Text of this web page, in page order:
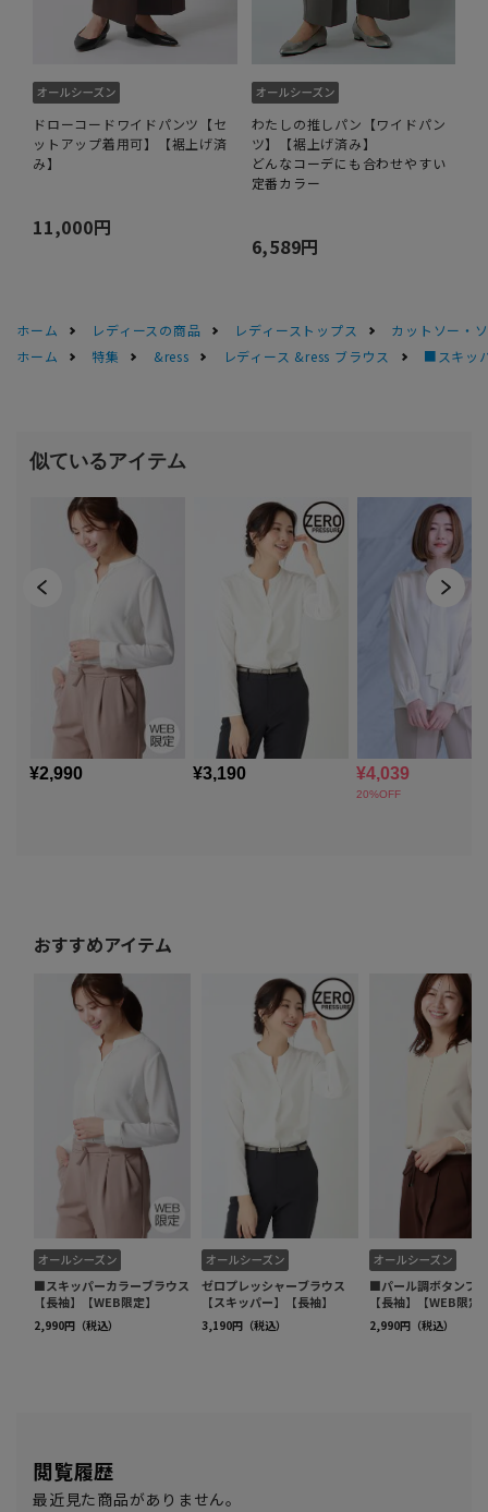
ドローコードワイドパンツ【セ
ットアップ着用可】【裾上げ済
み】
11,000円
わたしの推しパン【ワイドパン
ツ】【裾上げ済み】
どんなコーデにも合わせやすい
定番カラー
6,589円
ホーム レディースの商品 レディーストップス
カットソー・
ホーム
特集 &ress レディース &ress ブラウス ■スキッ
閲覧履歴
最近見た商品がありません。